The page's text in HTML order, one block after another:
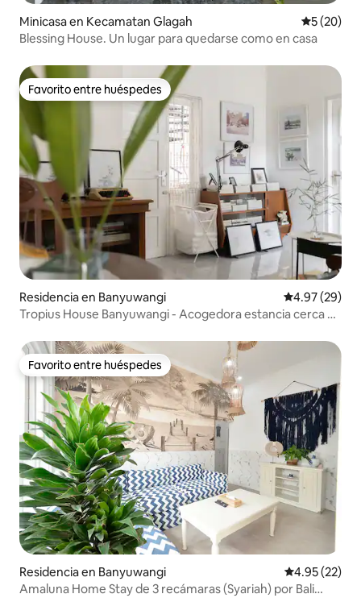
Minicasa en Kecamatan Glagah
5 (20)
Blessing House. Un lugar para quedarse como en casa
Favorito entre huéspedes
Favorito entre huéspedes
Residencia en Banyuwangi Calificación
4.97 (29)
Tropius House Banyuwangi - Acogedora estancia cerca de
Favorito entre huéspedes
Favorito entre huéspedes
Residencia en Banyuwangi Calificación
4.95 (22)
Amaluna Home Stay de 3 recámaras (Syariah) por Bali